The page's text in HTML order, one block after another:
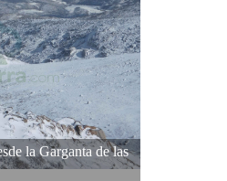
la Garganta de las